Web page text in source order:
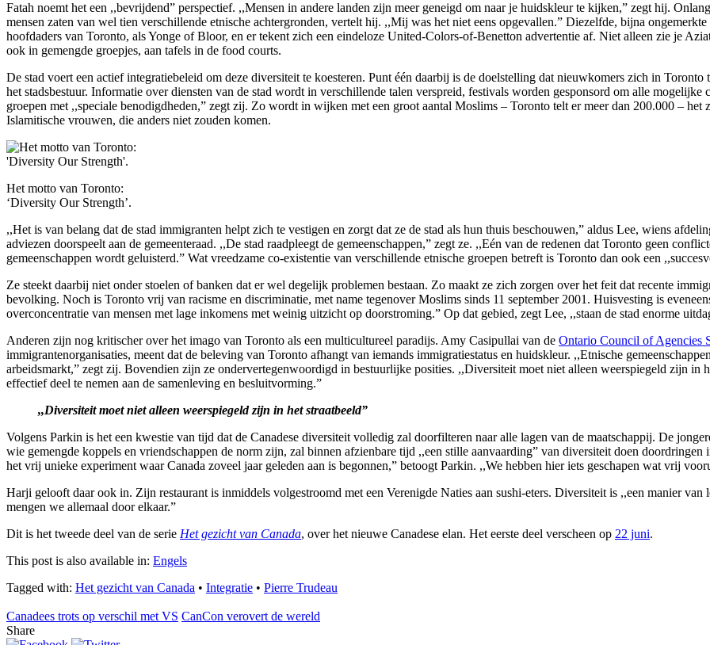
Fatah noemt het een ,,bevrijdend” perspectief. ,,Mensen in andere landen zijn meer geneigd om naar je huidskleur te kijken,” zegt hij.
mensen zaten van wel tien verschillende etnische achtergronden, vertelt hij. ,,Mij was het niet eens opgevallen.” Diezelfde, bijna
hoofdaders van Toronto, als Yonge of Bloor, en er tekent zich een eindeloze United-Colors-of-Benetton advertentie af. Niet alleen zie je
ook in gemengde groepjes, aan tafels in de food courts.
De stad voert een actief integratiebeleid om deze diversiteit te koesteren. Punt één daarbij is de doelstelling dat nieuwkomers zich in
het stadsbestuur. Informatie over diensten van de stad wordt in verschillende talen verspreid, festivals worden gesponsord om alle
groepen met ,,speciale benodigdheden,” zegt zij. Zo wordt in wijken met een groot aantal Moslims – Toronto telt er meer dan 200.000 – het
Islamitische vrouwen, die anders niet zouden komen.
Het motto van Toronto:
‘Diversity Our Strength’.
,,Het is van belang dat de stad immigranten helpt zich te vestigen en zorgt dat ze de stad als hun thuis beschouwen,” aldus Lee, wiens
adviezen doorspeelt aan de gemeenteraad. ,,De stad raadpleegt de gemeenschappen,” zegt ze. ,,Eén van de redenen dat Toronto geen
gemeenschappen wordt geluisterd.” Wat vreedzame co-existentie van verschillende etnische groepen betreft is Toronto dan ook een
Ze steekt daarbij niet onder stoelen of banken dat er wel degelijk problemen bestaan. Zo maakt ze zich zorgen over het feit dat recente
bevolking. Noch is Toronto vrij van racisme en discriminatie, met name tegenover Moslims sinds 11 september 2001. Huisvesting is
overconcentratie van mensen met lage inkomens met weinig uitzicht op doorstroming.” Op dat gebied, zegt Lee, ,,staan de stad enorme
Anderen zijn nog kritischer over het imago van Toronto als een multicultureel paradijs. Amy Casipullai van de Ontario Council of Agencies
immigrantenorganisaties, meent dat de beleving van Toronto afhangt van iemands immigratiestatus en huidskleur. ,,Etnische
arbeidsmarkt,” zegt zij. Bovendien zijn ze ondervertegenwoordigd in bestuurlijke posities. ,,Diversiteit moet niet alleen weerspiegeld zijn in
effectief deel te nemen aan de samenleving en besluitvorming.”
,,Diversiteit moet niet alleen weerspiegeld zijn in het straatbeeld”
Volgens Parkin is het een kwestie van tijd dat de Canadese diversiteit volledig zal doorfilteren naar alle lagen van de maatschappij. De
wie gemengde koppels en vriendschappen de norm zijn, zal binnen afzienbare tijd ,,een stille aanvaarding” van diversiteit doen
het vrij unieke experiment waar Canada zoveel jaar geleden aan is begonnen,” betoogt Parkin. ,,We hebben hier iets geschapen wat vrij
Harji gelooft daar ook in. Zijn restaurant is inmiddels volgestroomd met een Verenigde Naties aan sushi-eters. Diversiteit is ,,een manier
mengen we allemaal door elkaar.”
Dit is het tweede deel van de serie Het gezicht van Canada, over het nieuwe Canadese elan. Het eerste deel verscheen op 22 juni.
This post is also available in: Engels
Tagged with: Het gezicht van Canada • Integratie • Pierre Trudeau
Canadees trots op verschil met VS CanCon verovert de wereld
Share